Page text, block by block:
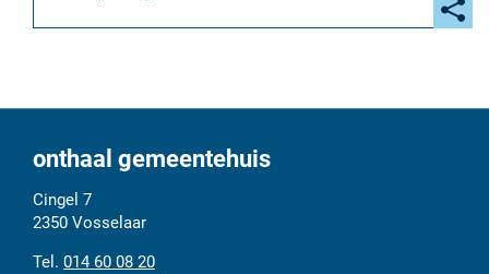
onthaal gemeentehuis
Adres
Cingel 7
2350 Vosselaar
Tel.
014 60 08 20
E-
mail